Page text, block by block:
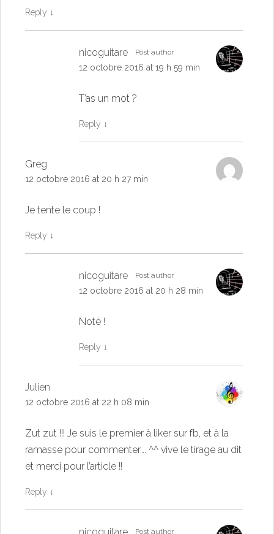
Reply ↓
nicoguitare Post author
12 octobre 2016 at 19 h 59 min
T’as un mot ?
Reply ↓
Greg
12 octobre 2016 at 20 h 27 min
Je tente le coup !
Reply ↓
nicoguitare Post author
12 octobre 2016 at 20 h 28 min
Noté !
Reply ↓
Julien
12 octobre 2016 at 22 h 08 min
Zut zut !!! Je suis le premier à liker sur fb, et à la
ramasse pour commenter…. ^^ vive le tirage au dit
et merci pour l’article !!
Reply ↓
Post author